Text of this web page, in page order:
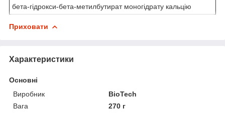
бета-гідрокси-бета-метилбутират моногідрату кальцію
Приховати
Характеристики
Основні
Виробник
BioTech
Вага
270 г